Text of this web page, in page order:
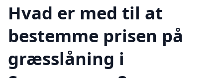
Hvad er med til at
bestemme prisen på
græsslåning i